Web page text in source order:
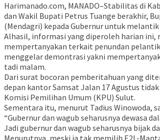
Harimanado.com, MANADO–Stabilitas di
dan Wakil Bupati Petrus Tuange berakhir,
(Mendagri) kepada Gubernur untuk
Alhasil, informasi yang diperoleh harian ini,
mempertanyakan terkait penundan
menggelar demontrasi yakni
tadi malam.
Dari surat bocoran pemberitahuan yang
depan kantor Samsat Jalan 17 Agustus
Komisi Pemilihan Umum (KPU) Sulut.
Sementara itu, menurut Tadius Winowoda,
“Gubernur dan wagub seharusnya dewasa
Jadi gubernur dan wagub seharusnya bijak